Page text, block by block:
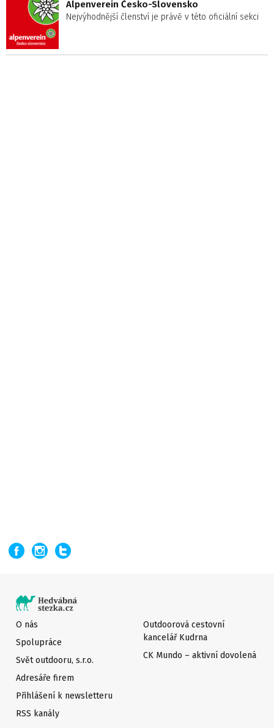
Alpenverein Česko-Slovensko
Nejvýhodnější členství je právě v této oficiální sekci
O nás
Spolupráce
Svět outdooru, s.r.o.
Adresáře firem
Přihlášení k newsletteru
Outdoorová cestovní
kancelář Kudrna
CK Mundo – aktivní dovolená
RSS kanály